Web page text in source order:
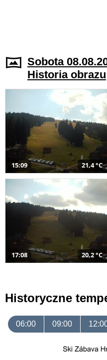
Sobota
Historia obrazu
15:09 21,4 °C
17:08 20,2 °C
Historyczne
06:00 09:00